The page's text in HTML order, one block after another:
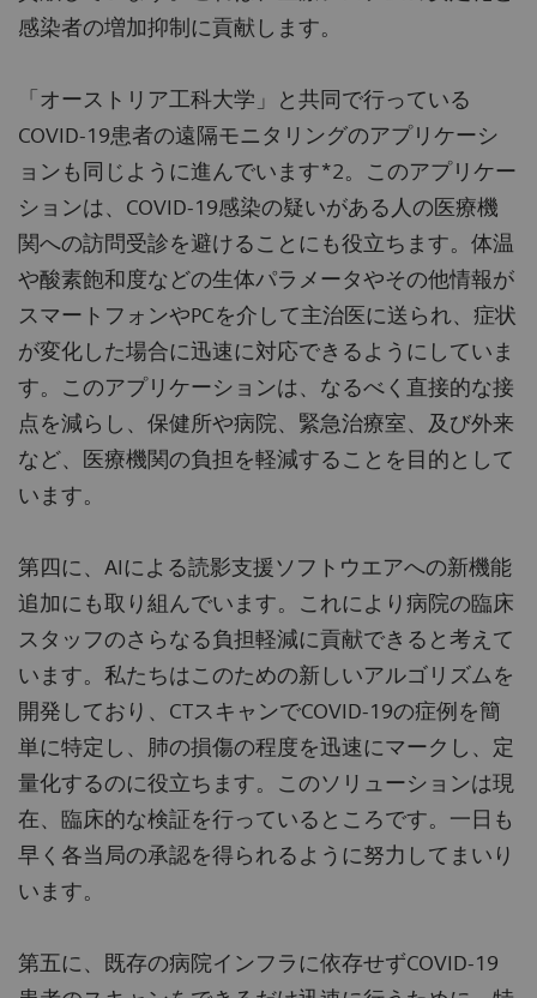
感染者の増加抑制に貢献します。
「オーストリア工科大学」と共同で行っている
COVID-19患者の遠隔モニタリングのアプリケーシ
ョンも同じように進んでいます*2。このアプリケー
ションは、COVID-19感染の疑いがある人の医療機
関への訪問受診を避けることにも役立ちます。体温
や酸素飽和度などの生体パラメータやその他情報が
スマートフォンやPCを介して主治医に送られ、症状
が変化した場合に迅速に対応できるようにしていま
す。このアプリケーションは、なるべく直接的な接
点を減らし、保健所や病院、緊急治療室、及び外来
など、医療機関の負担を軽減することを目的として
います。
第四に、AIによる読影支援ソフトウエアへの新機能
追加にも取り組んでいます。これにより病院の臨床
スタッフのさらなる負担軽減に貢献できると考えて
います。私たちはこのための新しいアルゴリズムを
開発しており、CTスキャンでCOVID-19の症例を簡
単に特定し、肺の損傷の程度を迅速にマークし、定
量化するのに役立ちます。このソリューションは現
在、臨床的な検証を行っているところです。一日も
早く各当局の承認を得られるように努力してまいり
います。
第五に、既存の病院インフラに依存せずCOVID-19